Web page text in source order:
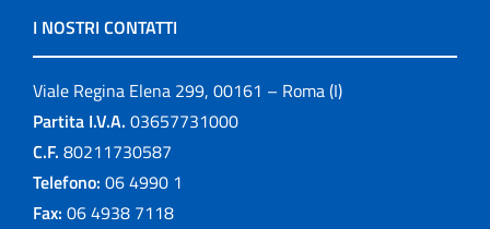
I NOSTRI CONTATTI
Viale Regina Elena 299, 00161 – Roma (I)
Partita I.V.A. 03657731000
C.F. 80211730587
Telefono: 06 4990 1
Fax: 06 4938 7118